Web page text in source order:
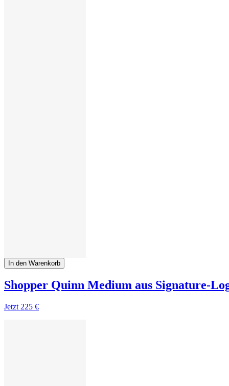
In den Warenkorb
Shopper Quinn Medium aus Signature-
Jetzt 225 €